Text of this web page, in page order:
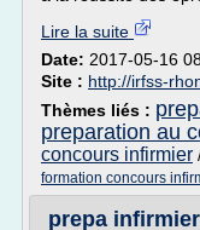
Lire la suite
Date: 2017-05-16
Site : http://irfss-
Thèmes liés :
preparation au
concours infirmier
formation concours
prepa